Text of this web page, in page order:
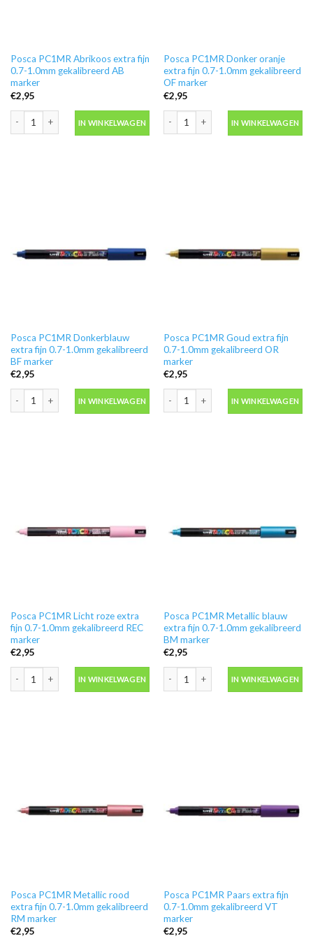
Posca PC1MR Abrikoos extra fijn
0.7-1.0mm gekalibreerd AB
marker
€2,95
IN WINKELWAGEN
Posca PC1MR Donker oranje
extra fijn 0.7-1.0mm gekalibreerd
OF marker
€2,95
IN WINKELWAGEN
Posca PC1MR Donkerblauw
extra fijn 0.7-1.0mm gekalibreerd
BF marker
€2,95
Posca PC1MR Donkerblauw extra fijn 0.7-1.0mm gekalibreerd BF marker
IN WINKELWAGEN
Posca PC1MR Goud extra fijn
0.7-1.0mm gekalibreerd OR
marker
€2,95
Posca PC1MR Goud extra fijn 0.7-
IN WINKELWAGEN
Posca PC1MR Licht roze extra
fijn 0.7-1.0mm gekalibreerd REC
marker
€2,95
IN WINKELWAGEN
Posca PC1MR Metallic blauw
extra fijn 0.7-1.0mm gekalibreerd
BM marker
€2,95
IN WINKELWAGEN
Posca PC1MR Metallic rood
extra fijn 0.7-1.0mm gekalibreerd
RM marker
€2,95
Posca PC1MR Paars extra fijn
0.7-1.0mm gekalibreerd VT
marker
€2,95